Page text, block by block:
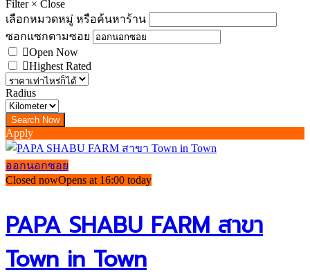
Filter × Close
เลือกหมวดหมู่ หรือค้นหาร้าน
ซอกแซกตามซอย
Open Now
Highest Rated
Radius
Apply
ออกนอกซอย
Closed nowOpens at 16:00 today
PAPA SHABU FARM สาขา
Town in Town